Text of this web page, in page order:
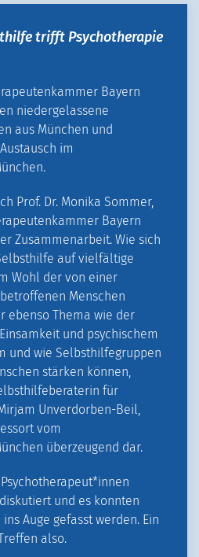
trifft Psychotherapie
Bayern
niedergelassene
aus München und
im
Prof. Dr. Monika Sommer,
Bayern
Zusammenarbeit. Wie sich
auf vielfältige
Wohl der von einer
Menschen
ebenso Thema wie der
und psychischem
und wie Selbsthilfegruppen
stärken können,
für
Unverdorben-Beil,
vom
überzeugend dar.
und es konnten
Auge gefasst werden. Ein
also.